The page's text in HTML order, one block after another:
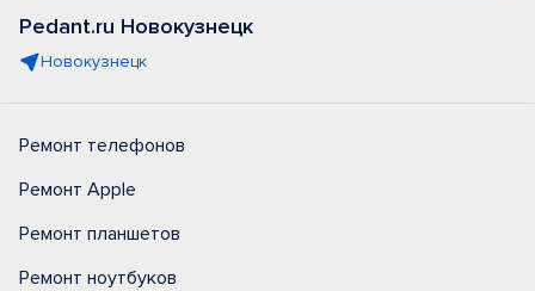
Pedant.ru Новокузнецк
Новокузнецк
Ремонт телефонов
Ремонт Apple
Ремонт планшетов
Ремонт ноутбуков